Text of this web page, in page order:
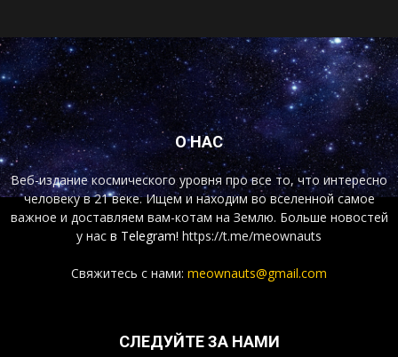
О НАС
Веб-издание космического уровня про все то, что интересно
человеку в 21 веке. Ищем и находим во вселенной самое
важное и доставляем вам-котам на Землю. Больше новостей
у нас в Telegram! https://t.me/meownauts
Свяжитесь с нами: meownauts@gmail.com
СЛЕДУЙТЕ ЗА НАМИ